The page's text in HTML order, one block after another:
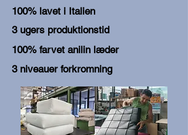
100% lavet i Italien
3 ugers produktionstid
100% farvet anilin læder
3 niveauer forkromning